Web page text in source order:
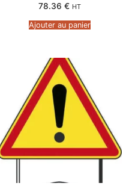
78.36 € HT
Ajouter au panier